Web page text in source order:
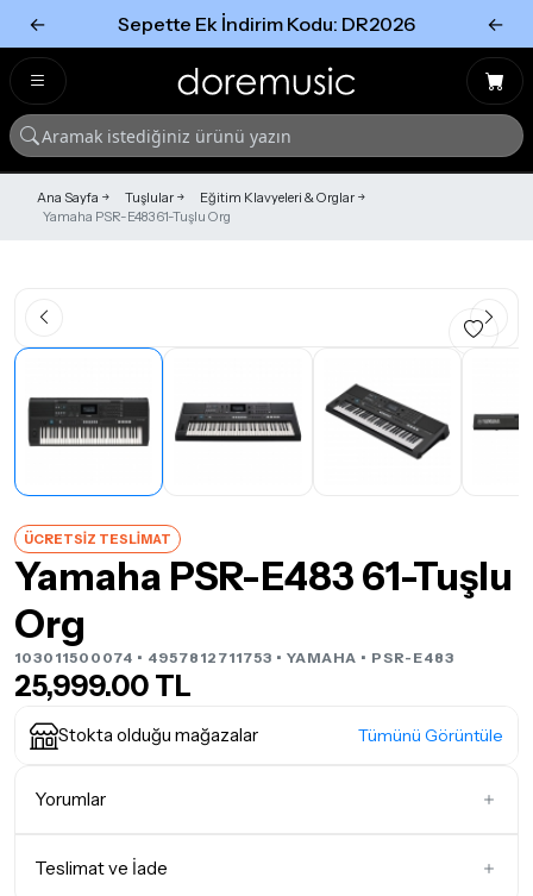
← Sepette Ek İndirim Kodu: DR2026 ←
Ana Sayfa Tuşlular
Eğitim Klavyeleri & Orglar
Yamaha PSR-E483 61-Tuşlu Org
ÜCRETSİZ TESLİMAT
Yamaha PSR-E483 61-Tuşlu
Org
103011500074 • 4957812711753 • YAMAHA • PSR-E483
25,999.00 TL
Stokta olduğu mağazalar Tümünü Görüntüle
Yorumlar
Teslimat ve İade
Tümünü Gör
Tümünü gör